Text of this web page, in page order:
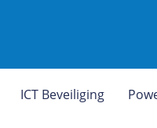
ICT Beveiliging